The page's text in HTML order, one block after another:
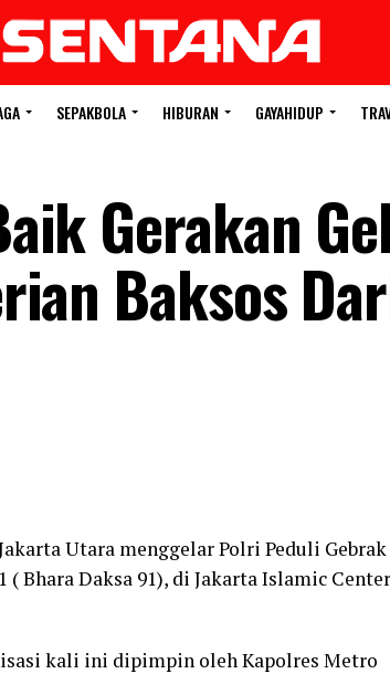
SEPAKBOLA HIBURAN GAYAHIDUP
Gerakan
Baksos
Utara menggelar Polri Peduli Gebrak
Bhara Daksa 91), di Jakarta Islamic
kali ini dipimpin oleh Kapolres Metro